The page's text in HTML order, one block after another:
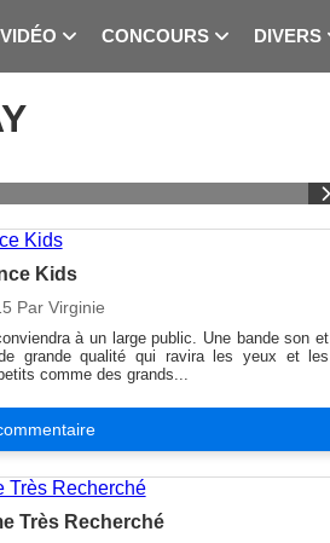
CONCOURS DIVERS
Kids
Par Virginie
à un large public. Une bande son et
grande qualité qui ravira les yeux et les
comme des grands...
Très Recherché